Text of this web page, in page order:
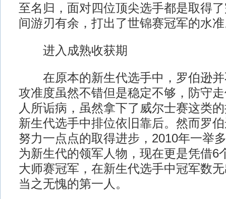
至名归，面对四位顶尖选手都是取得
间游刃有余，打出了世锦赛冠军的水
进入成熟收获期
在原本的新生代选手中，罗伯逊并
攻准度虽然不错但是稳定不够，防守
人所诟病，虽然拿下了威尔士赛这类
新生代选手中排位依旧靠后。然而罗
努力一点点的取得进步，2010年一举
为新生代的领军人物，现在更是凭借6
大师赛冠军，在新生代选手中冠军数
当之无愧的第一人。